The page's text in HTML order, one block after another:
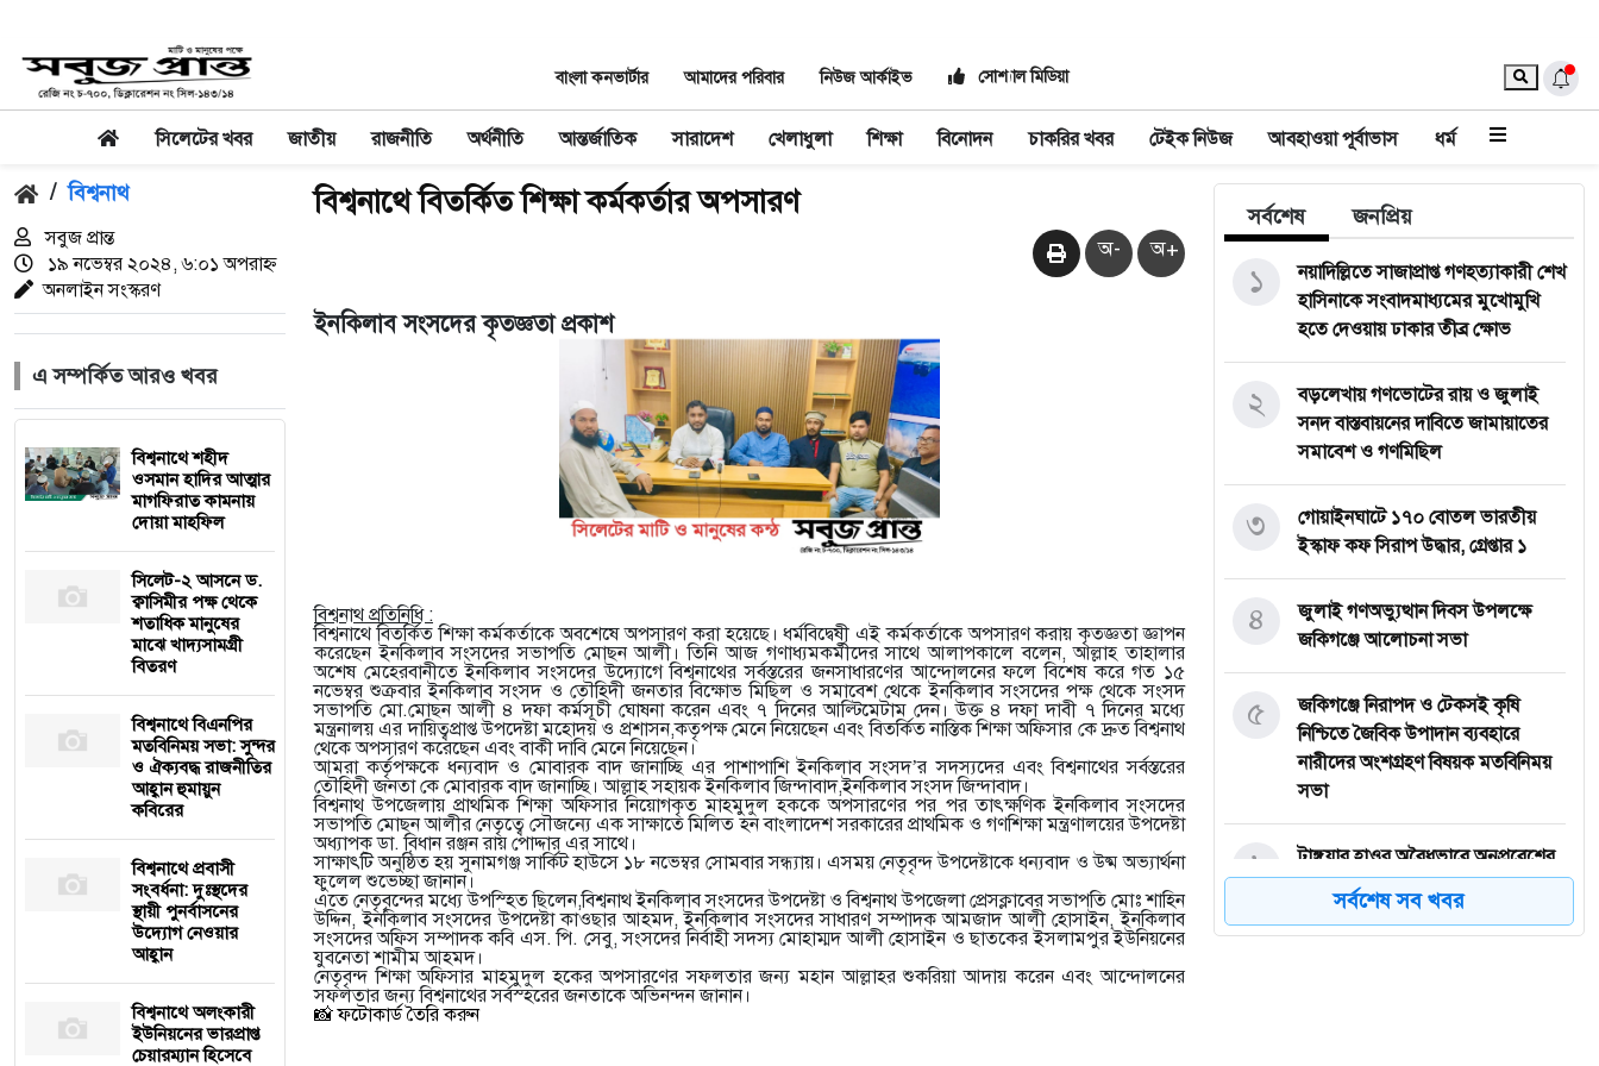
বাংলা কনভার্টার আমাদের পরিবার নিউজ আর্কাইভ সোশ্যাল মিডিয়া
সিলেটের খবর জাতীয় রাজনীতি অর্থনীতি আন্তর্জাতিক সারাদেশ খেলাধুলা শিক্ষা বিনোদন চাকরির খবর টেইক নিউজ আবহাওয়া পূর্বাভাস ধর্ম
/ বিশ্বনাথ
সবুজ প্রান্ত
১৯ নভেম্বর ২০২৪, ৬:০১ অপরাহ্ন
অনলাইন সংস্করণ
এ সম্পর্কিত আরও খবর
বিশ্বনাথে শহীদ
ওসমান হাদির আত্মার
মাগফিরাত কামনায়
দোয়া মাহফিল
সিলেট-২ আসনে ড.
ক্বাসিমীর পক্ষ থেকে
শতাধিক মানুষের
মাঝে খাদ্যসামগ্রী
বিতরণ
বিশ্বনাথে বিএনপির
মতবিনিময় সভা: সুন্দর
ও ঐক্যবদ্ধ রাজনীতির
আহ্বান হুমায়ুন
কবিরের
বিশ্বনাথে প্রবাসী
সংবর্ধনা: দুঃস্থদের
স্থায়ী পুনর্বাসনের
উদ্যোগ নেওয়ার
আহ্বান
বিশ্বনাথে অলংকারী
ইউনিয়নের ভারপ্রাপ্ত
চেয়ারম্যান হিসেবে
বিশ্বনাথে বিতর্কিত শিক্ষা কর্মকর্তার অপসারণ
অ- অ+
ইনকিলাব সংসদের কৃতজ্ঞতা প্রকাশ
বিশ্বনাথ প্রতিনিধি :
বিশ্বনাথে বিতর্কিত শিক্ষা কর্মকর্তাকে অবশেষে অপসারণ করা হয়েছে। ধর্মবিদ্বেষী এই কর্মকর্তাকে অপসারণ করায় কৃতজ্ঞতা জ্ঞাপন
করেছেন ইনকিলাব সংসদের সভাপতি মোছন আলী। তিনি আজ গণাধ্যমকর্মীদের সাথে আলাপকালে বলেন, আল্লাহ তাহালার
অশেষ মেহেরবানীতে ইনকিলাব সংসদের উদ্যোগে বিশ্বনাথের সর্বস্তরের জনসাধারণের আন্দোলনের ফলে বিশেষ করে গত ১৫
নভেম্বর শুক্রবার ইনকিলাব সংসদ ও তৌহিদী জনতার বিক্ষোভ মিছিল ও সমাবেশ থেকে ইনকিলাব সংসদের পক্ষ থেকে সংসদ
সভাপতি মো.মোছন আলী ৪ দফা কর্মসূচী ঘোষনা করেন এবং ৭ দিনের আল্টিমেটাম দেন। উক্ত ৪ দফা দাবী ৭ দিনের মধ্যে
মন্ত্রনালয় এর দায়িত্বপ্রাপ্ত উপদেষ্টা মহোদয় ও প্রশাসন,কতৃপক্ষ মেনে নিয়েছেন এবং বিতর্কিত নাস্তিক শিক্ষা অফিসার কে দ্রুত বিশ্বনাথ
থেকে অপসারণ করেছেন এবং বাকী দাবি মেনে নিয়েছেন।
আমরা কর্তৃপক্ষকে ধন্যবাদ ও মোবারক বাদ জানাচ্ছি এর পাশাপাশি ইনকিলাব সংসদ’র সদস্যদের এবং বিশ্বনাথের সর্বস্তরের
তৌহিদী জনতা কে মোবারক বাদ জানাচ্ছি। আল্লাহ সহায়ক ইনকিলাব জিন্দাবাদ,ইনকিলাব সংসদ জিন্দাবাদ।
বিশ্বনাথ উপজেলায় প্রাথমিক শিক্ষা অফিসার নিয়োগকৃত মাহমুদুল হককে অপসারণের পর পর তাৎক্ষণিক ইনকিলাব সংসদের
সভাপতি মোছন আলীর নেতৃত্বে সৌজন্যে এক সাক্ষাতে মিলিত হন বাংলাদেশ সরকারের প্রাথমিক ও গণশিক্ষা মন্ত্রণালয়ের উপদেষ্টা
অধ্যাপক ডা. বিধান রঞ্জন রায় পোদ্দার এর সাথে।
সাক্ষাৎটি অনুষ্ঠিত হয় সুনামগঞ্জ সার্কিট হাউসে ১৮ নভেম্বর সোমবার সন্ধ্যায়। এসময় নেতৃবৃন্দ উপদেষ্টাকে ধন্যবাদ ও উষ্ম অভ্যার্থনা
ফুলেল শুভেচ্ছা জানান।
এতে নেতৃবৃন্দের মধ্যে উপস্হিত ছিলেন,বিশ্বনাথ ইনকিলাব সংসদের উপদেষ্টা ও বিশ্বনাথ উপজেলা প্রেসক্লাবের সভাপতি মোঃ শাহিন
উদ্দিন, ইনকিলাব সংসদের উপদেষ্টা কাওছার আহমদ, ইনকিলাব সংসদের সাধারণ সম্পাদক আমজাদ আলী হোসাইন, ইনকিলাব
সংসদের অফিস সম্পাদক কবি এস. পি. সেবু, সংসদের নির্বাহী সদস্য মোহাম্মদ আলী হোসাইন ও ছাতকের ইসলামপুর ইউনিয়নের
যুবনেতা শামীম আহমদ।
নেতৃবৃন্দ শিক্ষা অফিসার মাহমুদুল হকের অপসারণের সফলতার জন্য মহান আল্লাহর শুকরিয়া আদায় করেন এবং আন্দোলনের
সফলতার জন্য বিশ্বনাথের সর্বস্হরের জনতাকে অভিনন্দন জানান।
📸 ফটোকার্ড তৈরি করুন
সর্বশেষ জনপ্রিয়
নয়াদিল্লিতে সাজাপ্রাপ্ত গণহত্যাকারী শেখ
হাসিনাকে সংবাদমাধ্যমের মুখোমুখি
হতে দেওয়ায় ঢাকার তীব্র ক্ষোভ
১
বড়লেখায় গণভোটের রায় ও জুলাই
সনদ বাস্তবায়নের দাবিতে জামায়াতের
সমাবেশ ও গণমিছিল
২
গোয়াইনঘাটে ১৭০ বোতল ভারতীয়
ইস্কাফ কফ সিরাপ উদ্ধার, গ্রেপ্তার ১
৩
জুলাই গণঅভ্যুত্থান দিবস উপলক্ষে
জকিগঞ্জে আলোচনা সভা
৪
জকিগঞ্জে নিরাপদ ও টেকসই কৃষি
নিশ্চিতে জৈবিক উপাদান ব্যবহারে
নারীদের অংশগ্রহণ বিষয়ক মতবিনিময়
সভা
৫
টাঙ্গুয়ার হাওর অবৈধভাবে অনুপ্রবেশের
দায়ে ৬ হাউসবোটে কে জরিমানা
৬
সর্বশেষ সব খবর